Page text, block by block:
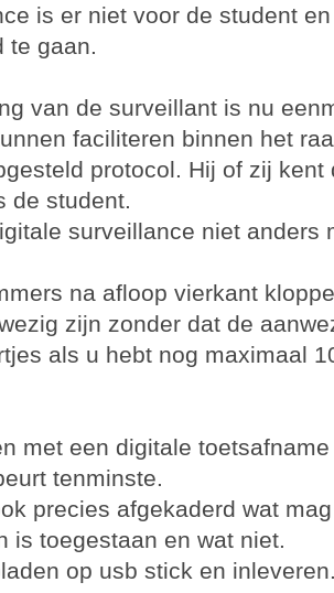
is er niet voor de student
te gaan.
van de surveillant is nu
faciliteren binnen het
protocol. Hij of zij kent
de student.
surveillance niet anders
na afloop vierkant
zijn zonder dat de
als u hebt nog maximaal
met een digitale
tenminste.
precies afgekaderd wat
is toegestaan en wat niet.
op usb stick en